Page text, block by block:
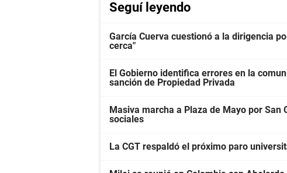
Seguí leyendo
García Cuerva cuestionó a la dirigencia
cerca"
El Gobierno identifica errores en la
sanción de Propiedad Privada
Masiva marcha a Plaza de Mayo por
sociales
La CGT respaldó el próximo paro